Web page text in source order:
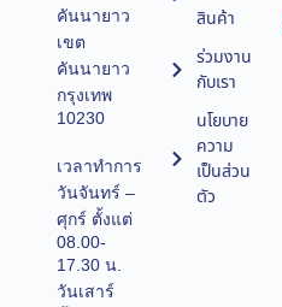
คันนายาว
เขต
คันนายาว
กรุงเทพ
10230
เวลาทำการ
วันจันทร์ –
ศุกร์ ตั้งแต่
08.00-
17.30 น.
วันเสาร์
สินค้า
ร่วมงาน
กับเรา
นโยบาย
ความ
เป็นส่วน
ตัว